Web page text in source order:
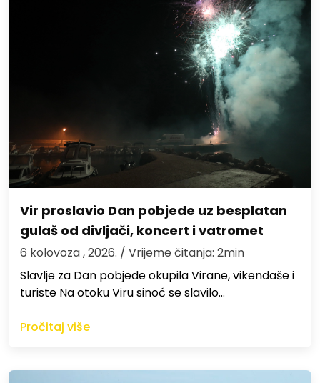
Vir proslavio Dan pobjede uz besplatan
gulaš od divljači, koncert i vatromet
6 kolovoza , 2026. / Vrijeme čitanja: 2min
Slavlje za Dan pobjede okupila Virane, vikendaše i
turiste Na otoku Viru sinoć se slavilo…
Pročitaj više